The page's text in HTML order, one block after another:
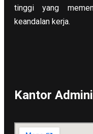
tinggi yang
keandalan kerja.
Kantor